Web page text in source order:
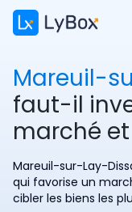
Mareuil-
faut-il
marché
Mareuil-sur-Lay-
qui favorise un
cibler les biens les